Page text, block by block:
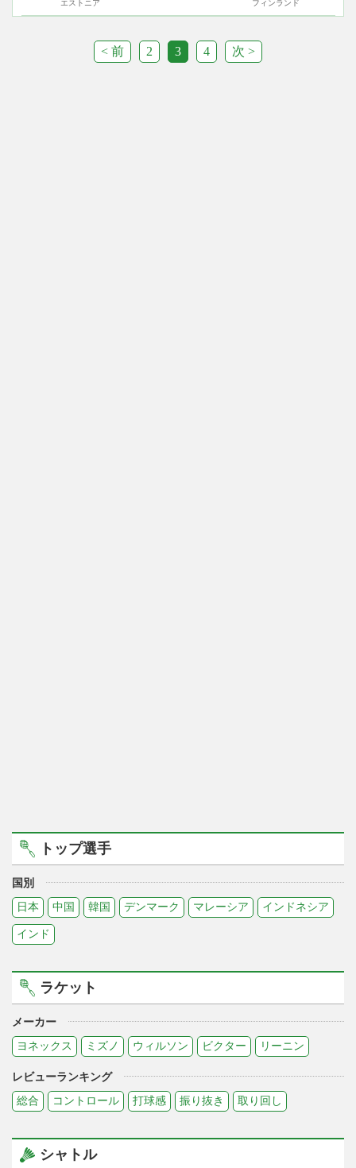
エストニア フィンランド
< 前 2 3 4 次 >
トップ選手
国別
日本
中国 韓国 デンマーク マレーシア インドネシア
インド
ラケット
メーカー
ヨネックス
ミズノ ウィルソン ビクター リーニン
レビューランキング
総合
コントロール 打球感 振り抜き 取り回し
シャトル